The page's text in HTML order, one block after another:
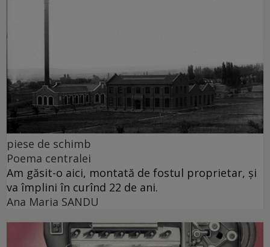
piese de schimb
Poema centralei
Am găsit-o aici, montată de fostul proprietar, și
va împlini în curînd 22 de ani.
Ana Maria SANDU